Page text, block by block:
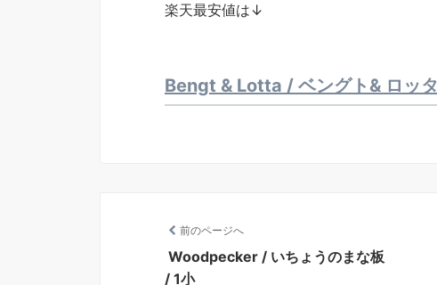
楽天最安値は↓
Bengt & Lotta / ベングト& ロッ
前のページへ
Woodpecker / いちょうのまな板
/ 1小